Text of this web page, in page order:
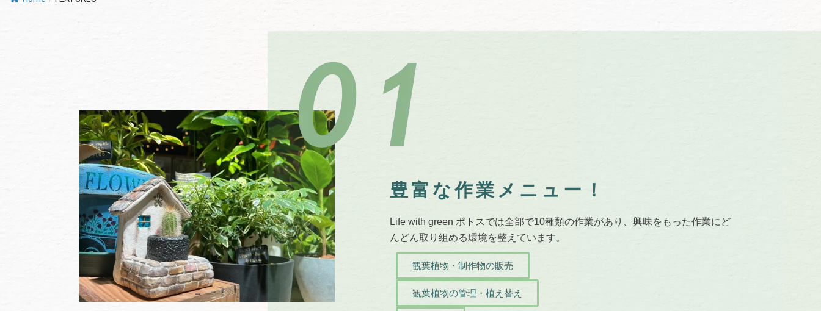
豊富な作業メニュー！
Life with green ポトスでは全部で10種類の作業があり、興味をもった作業にど
んどん取り組める環境を整えています。
観葉植物・制作物の販売
観葉植物の管理・植え替え